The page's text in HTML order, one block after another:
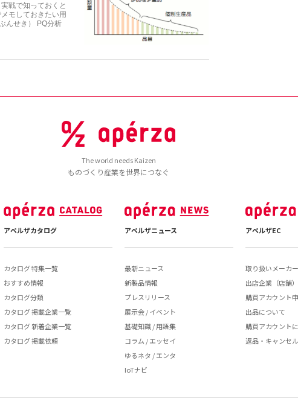
戦で知っておくと
モしておきたい用
んせき） PQ分析
The world needs Kaizen
ものづくり産業を世界につなぐ
アペルザカタログ
カタログ 特集一覧
おすすめ情報
カタログ分類
カタログ 掲載企業一覧
カタログ 新着企業一覧
カタログ 掲載依頼
アペルザニュース
最新ニュース
新製品情報
プレスリリース
展示会 / イベント
基礎知識 / 用語集
コラム / エッセイ
ゆるネタ / エンタ
IoTナビ
アペルザEC
取り扱いメーカ
出店企業（店舗
購買アカウント
出品について
購買アカウント
返品・キャンセ